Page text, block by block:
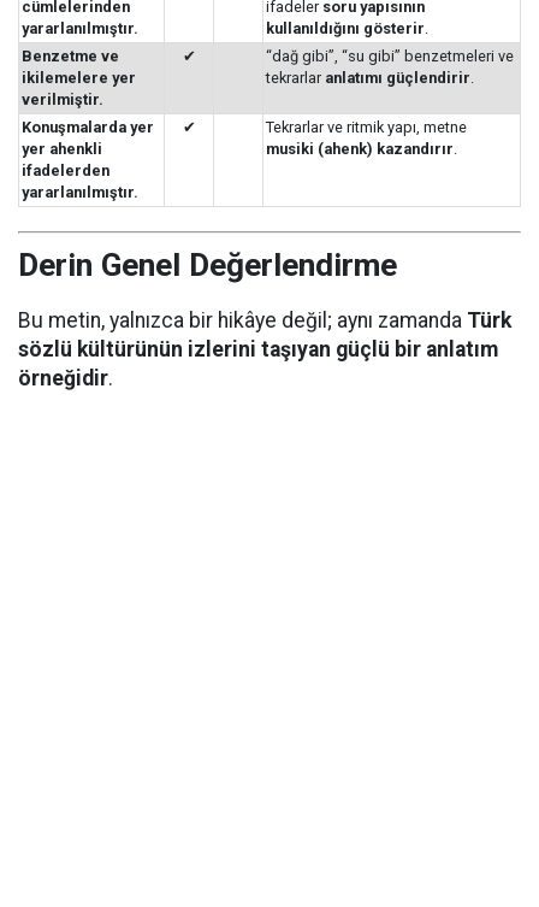
cümlelerinden
yararlanılmıştır.
ifadeler soru yapısının
kullanıldığını gösterir
Benzetme ve
ikilemelere yer
verilmiştir.
✔
“dağ gibi”, “su gibi” benzetmeleri ve
tekrarlar anlatımı güçlendirir
Konuşmalarda yer
yer ahenkli
ifadelerden
yararlanılmıştır.
✔
Tekrarlar ve ritmik yapı, metne
musiki (ahenk) kazandırır
Derin Genel Değerlendirme
Bu metin, yalnızca bir hikâye değil; aynı zamanda Türk
sözlü kültürünün izlerini taşıyan güçlü bir anlatım
örneğidir.